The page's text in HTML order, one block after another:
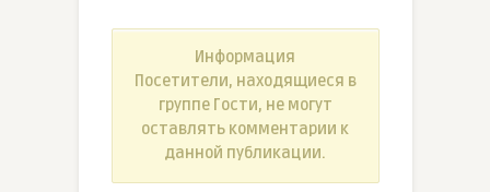
Информация
Посетители, находящиеся в
группе Гости, не могут
оставлять комментарии к
данной публикации.